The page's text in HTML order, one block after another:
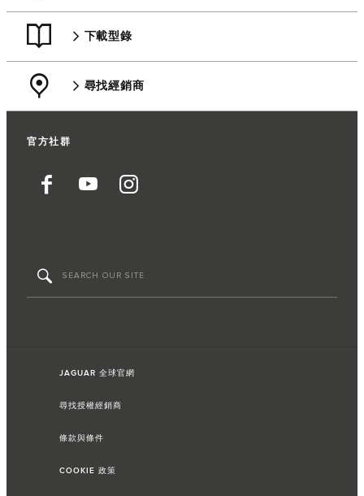
下載型錄
尋找經銷商
官方社群
JAGUAR 全球官網
尋找授權經銷商
條款與條件
COOKIE 政策